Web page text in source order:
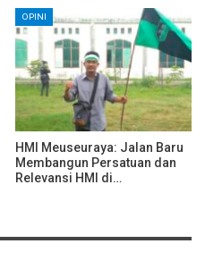
OPINI
HMI Meuseuraya: Jalan Baru
Membangun Persatuan dan
Relevansi HMI di…